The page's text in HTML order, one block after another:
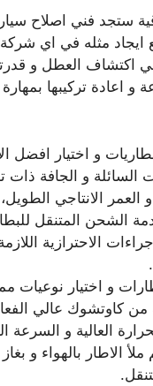
ستجد فني اصلاح
ايجاد مثله في اي
في اكتشاف العطل و
اعادة تركيبها بمهارة
و اختيار افضل
السائلة و الجافة ذات
العمر الانتاجي
الشحن المتنقل
الاحترازية
و اختيار نوعيات
كاوتشوك عالي
العالية و السرعة
الاطار بالهواء و